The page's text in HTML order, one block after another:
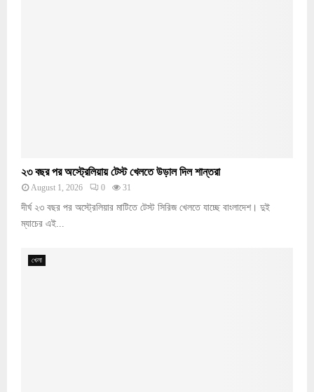
২৩ বছর পর অস্ট্রেলিয়ায় টেস্ট খেলতে উড়াল দিল শান্তরা
August 1, 2026 0 31
দীর্ঘ ২৩ বছর পর অস্ট্রেলিয়ার মাটিতে টেস্ট সিরিজ খেলতে যাচ্ছে বাংলাদেশ। দুই
ম্যাচের এই...
খেলা